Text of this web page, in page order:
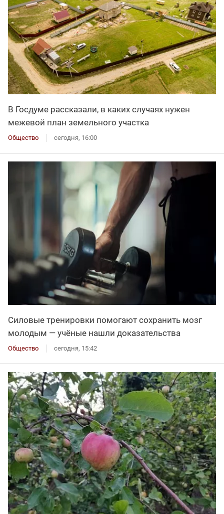
В Госдуме рассказали, в каких случаях нужен
межевой план земельного участка
Общество сегодня, 16:00
Силовые тренировки помогают сохранить мозг
молодым — учёные нашли доказательства
Общество сегодня, 15:42